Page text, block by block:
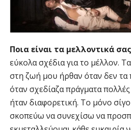
Ποια είναι τα μελλοντικά
εύκολα σχέδια για το μέλλον.
στη ζωή μου ήρθαν όταν δεν τα
όταν σχεδίαζα πράγματα
ήταν διαφορετική. Το μόνο
σκοπεύω να συνεχίσω να